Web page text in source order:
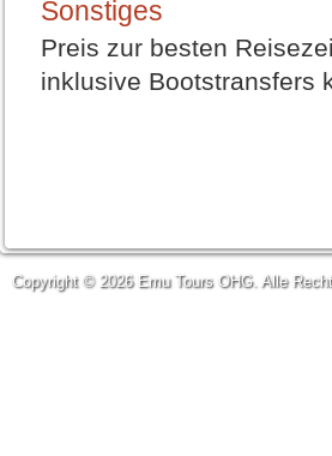
Sonstiges
Preis zur besten
inklusive Bootstransfers
Copyright © 2026 Emu Tours OHG. Alle